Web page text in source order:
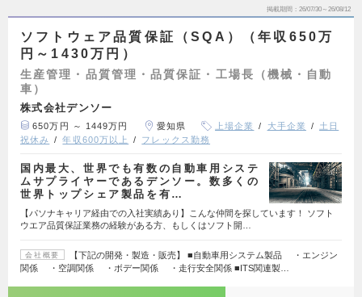
掲載期間 26/07/30～26/08/12
ソフトウェア品質保証（SQA）（年収650万
円～1430万円）
生産管理・品質管理・品質保証・工場長（機械・自動
車）
株式会社デンソー
650万円 ～ 1449万円 愛知県 上場企業 大手企業
土日
祝休み
年収600万以上 フレックス勤務
国内最大、世界でも有数の自動車用システ
ムサプライヤーであるデンソー。数多くの
世界トップシェア製品を有…
【パソナキャリア経由での入社実績あり】こんな仲間を探しています！ ソフト
ウエア品質保証業務の経験がある方、もしくはソフト開…
会社概要
【下記の開発・製造・販売】 ■自動車用システム製品 ・エンジン
関係 ・空調関係 ・ボデー関係 ・走行安全関係 ■ITS関連製…